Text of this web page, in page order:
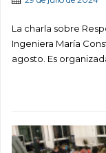
La charla sobre
Ingeniera María
agosto. Es